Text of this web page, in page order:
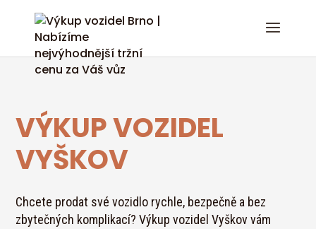
VÝKUP VOZIDEL
VYŠKOV
Chcete prodat své vozidlo rychle, bezpečně a bez
zbytečných komplikací? Výkup vozidel Vyškov vám